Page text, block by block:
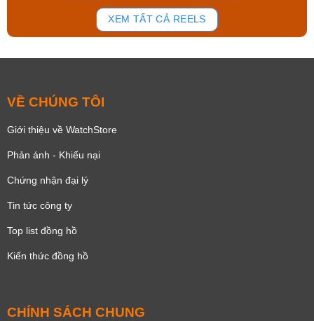
156
XEM TẤT CẢ REELS
VỀ CHÚNG TÔI
Giới thiệu về WatchStore
Phản ánh - Khiếu nại
Chứng nhận đại lý
Tin tức công ty
Top list đồng hồ
Kiến thức đồng hồ
CHÍNH SÁCH CHUNG